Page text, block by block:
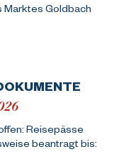
Marktes Goldbach
Reisepässe
beantragt bis: